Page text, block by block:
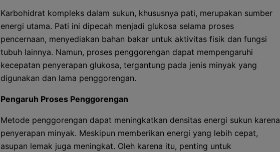
Karbohidrat kompleks dalam sukun, khususnya pati, merupakan sumber
energi utama. Pati ini dipecah menjadi glukosa selama proses
pencernaan, menyediakan bahan bakar untuk aktivitas fisik dan fungsi
tubuh lainnya. Namun, proses penggorengan dapat mempengaruhi
kecepatan penyerapan glukosa, tergantung pada jenis minyak yang
digunakan dan lama penggorengan.
Pengaruh Proses Penggorengan
Metode penggorengan dapat meningkatkan densitas energi sukun karena
penyerapan minyak. Meskipun memberikan energi yang lebih cepat,
asupan lemak juga meningkat. Oleh karena itu, penting untuk